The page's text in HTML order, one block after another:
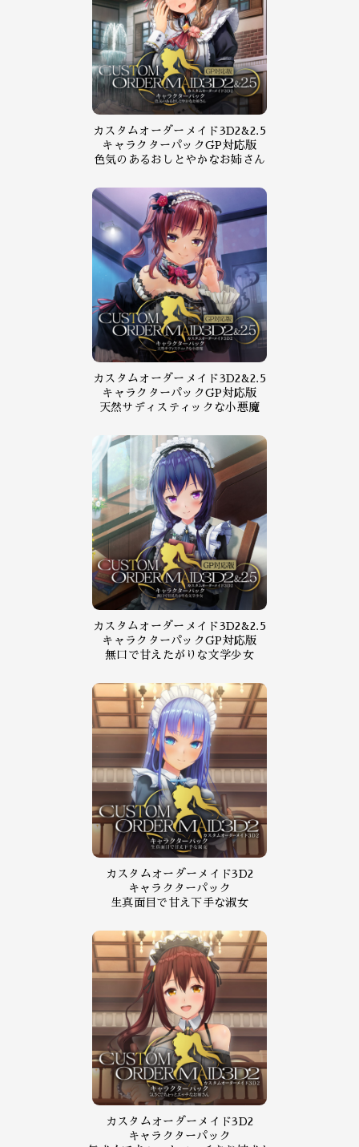
カスタムオーダーメイド3D2&2.5
キャラクターパックGP対応版
色気のあるおしとやかなお姉さん
カスタムオーダーメイド3D2&2.5
キャラクターパックGP対応版
天然サディスティックな小悪魔
カスタムオーダーメイド3D2&2.5
キャラクターパックGP対応版
無口で甘えたがりな文学少女
カスタムオーダーメイド3D2
キャラクターパック
生真面目で甘え下手な淑女
カスタムオーダーメイド3D2
キャラクターパック